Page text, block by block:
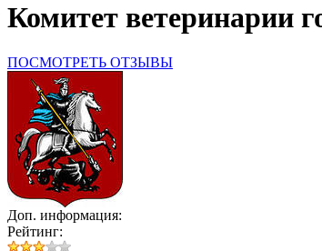
Комитет ветеринарии
ПОСМОТРЕТЬ ОТЗЫВЫ
Доп. информация:
Рейтинг: